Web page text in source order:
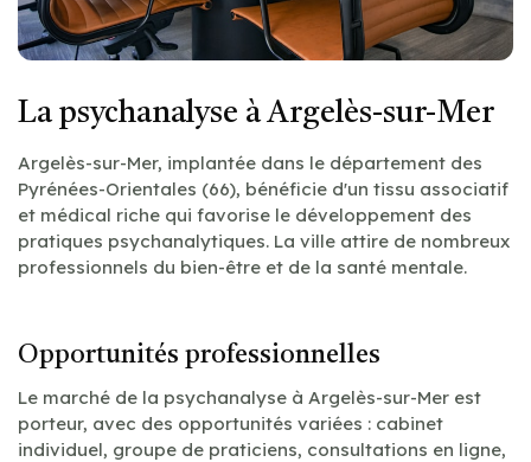
La psychanalyse à Argelès-sur-Mer
Argelès-sur-Mer, implantée dans le département des
Pyrénées-Orientales (66), bénéficie d'un tissu associatif
et médical riche qui favorise le développement des
pratiques psychanalytiques. La ville attire de nombreux
professionnels du bien-être et de la santé mentale.
Opportunités professionnelles
Le marché de la psychanalyse à Argelès-sur-Mer est
porteur, avec des opportunités variées : cabinet
individuel, groupe de praticiens, consultations en ligne,